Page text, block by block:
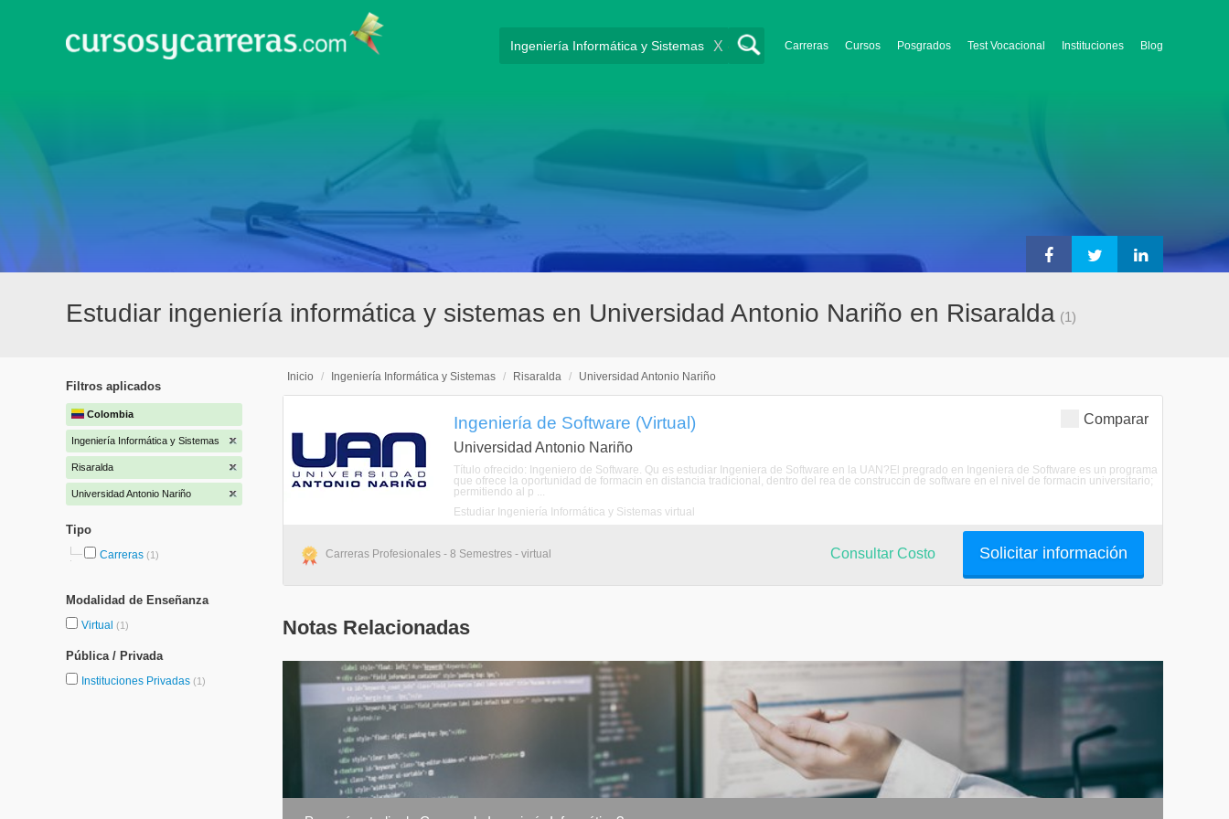
Carreras Cursos Posgrados Test Vocacional Instituciones Blog
X
Estudiar ingeniería informática y sistemas en Universidad Antonio Nariño en Risaralda (1)
Filtros aplicados
Colombia
Ingeniería Informática y Sistemas
Risaralda
Universidad Antonio Nariño
Tipo
Carreras (1)
Modalidad de Enseñanza
Virtual (1)
Pública / Privada
Instituciones Privadas (1)
Inicio / Ingeniería Informática y Sistemas / Risaralda / Universidad Antonio Nariño
Comparar
Ingeniería de Software (Virtual)
Universidad Antonio Nariño
Título ofrecido: Ingeniero de Software. Qu es estudiar Ingeniera de Software en la UAN?El pregrado en Ingeniera de Software es un programa
que ofrece la oportunidad de formacin en distancia tradicional, dentro del rea de construccin de software en el nivel de formacin universitario;
permitiendo al p ...
Estudiar Ingeniería Informática y Sistemas virtual
Carreras Profesionales - 8 Semestres - virtual Solicitar información
Consultar Costo
Notas Relacionadas